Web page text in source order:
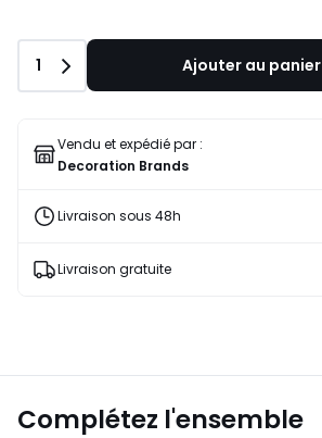
Quantité
1 Ajouter au panier
Vendu et expédié par :
Decoration Brands
Livraison sous 48h
Livraison gratuite
Complétez l'ensemble